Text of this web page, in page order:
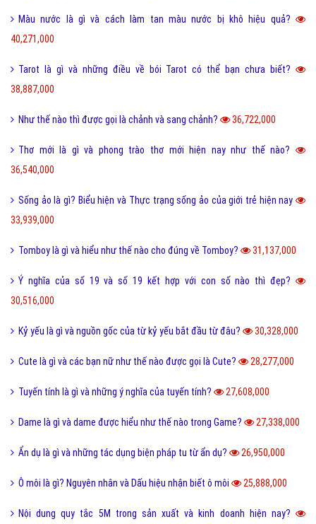
Màu nước là gì và cách làm tan màu nước bị khô hiệu quả?
40,271,000
Tarot là gì và những điều về bói Tarot có thể bạn chưa biết?
38,887,000
Như thế nào thì được gọi là chảnh và sang chảnh? 36,722,000
Thơ mới là gì và phong trào thơ mới hiện nay như thế nào?
36,540,000
Sống ảo là gì? Biểu hiện và Thực trạng sống ảo của giới trẻ hiện nay
33,939,000
Tomboy là gì và hiểu như thế nào cho đúng về Tomboy? 31,137,000
Ý nghĩa của số 19 và số 19 kết hợp với con số nào thì đẹp?
30,516,000
Kỷ yếu là gì và nguồn gốc của từ kỷ yếu bắt đầu từ đâu? 30,328,000
Cute là gì và các bạn nữ như thế nào được gọi là Cute? 28,277,000
Tuyến tính là gì và những ý nghĩa của tuyến tính? 27,608,000
Dame là gì và dame được hiểu như thế nào trong Game? 27,338,000
Ẩn dụ là gì và những tác dụng biện pháp tu từ ẩn dụ? 26,950,000
Ô môi là gì? Nguyên nhân và Dấu hiệu nhận biết ô môi 25,888,000
Nội dung quy tắc 5M trong sản xuất và kinh doanh hiện nay?